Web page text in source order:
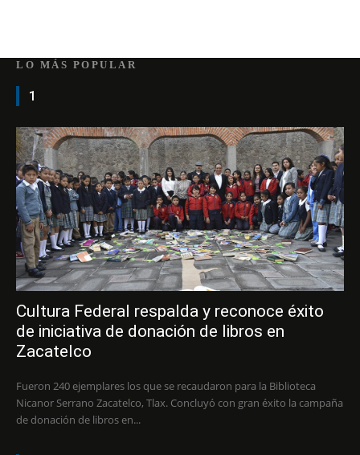
LO MÁS POPULAR
1
Cultura Federal respalda y reconoce éxito
de iniciativa de donación de libros en
Zacatelco
Fueron 240 ejemplares los que se recaudaron para la Biblioteca
Nicanor Serrano Zacatelco, Tlax. Concluyó con gran éxito la campaña
de donación de libros en...